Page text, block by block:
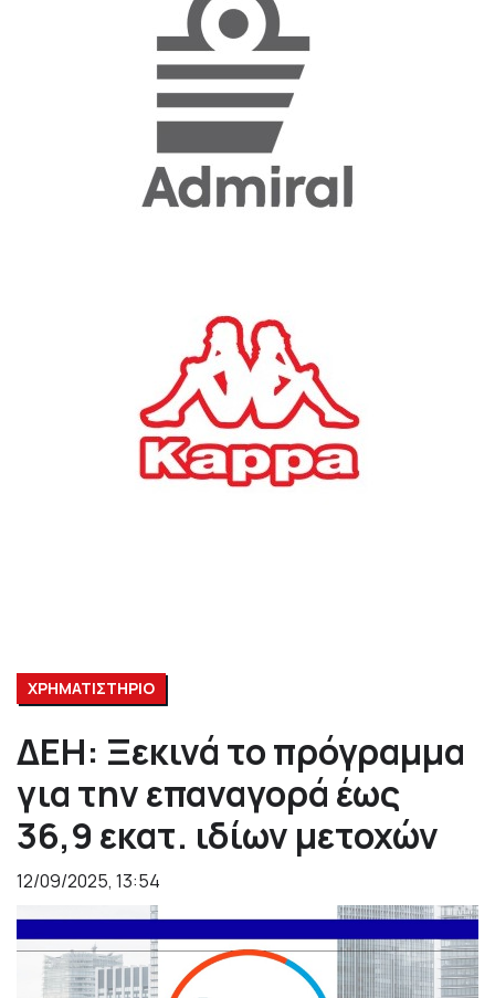
ΧΡΗΜΑΤΙΣΤΗΡΙΟ
ΔΕΗ: Ξεκινά το πρόγραμμα
για την επαναγορά έως
36,9 εκατ. ιδίων μετοχών
12/09/2025, 13:54